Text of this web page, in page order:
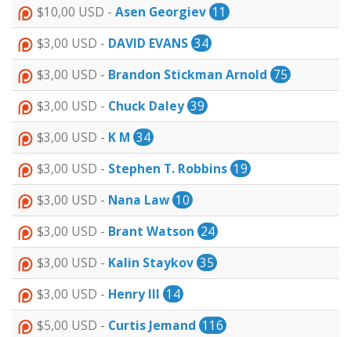
$10,00 USD - Asen Georgiev 11
$3,00 USD - DAVID EVANS 34
$3,00 USD - Brandon Stickman Arnold 75
$3,00 USD - Chuck Daley 39
$3,00 USD - K M 34
$3,00 USD - Stephen T. Robbins 19
$3,00 USD - Nana Law 10
$3,00 USD - Brant Watson 24
$3,00 USD - Kalin Staykov 35
$3,00 USD - Henry III 14
$5,00 USD - Curtis Jemand 116